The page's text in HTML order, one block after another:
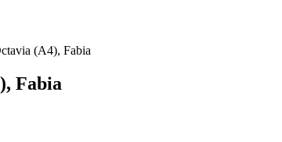
(A4), Fabia
Fabia